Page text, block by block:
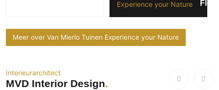
Experience your Nature
Meer over Van Mierlo Tuinen Experience your Nature
Interieurarchitect
MVD Interior Design